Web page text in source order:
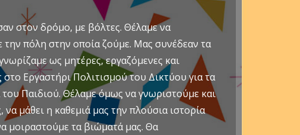
στον δρόμο, με βόλτες. Θέλαμε να
την πόλη στην οποία ζούμε. Μας συνέδεαν τα
ως μητέρες, εργαζόμενες και
στο Εργαστήρι Πολιτισμού του Δικτύου για τα
του Παιδιού. Θέλαμε όμως να γνωριστούμε και
να μάθει η καθεμιά μας την πλούσια ιστορία
μοιραστούμε τα βιώματά μας. Θα